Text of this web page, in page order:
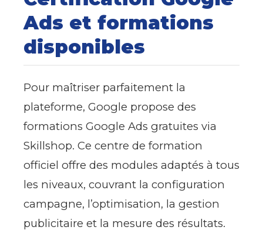
Ads et formations
disponibles
Pour maîtriser parfaitement la
plateforme, Google propose des
formations Google Ads gratuites via
Skillshop. Ce centre de formation
officiel offre des modules adaptés à tous
les niveaux, couvrant la configuration
campagne, l’optimisation, la gestion
publicitaire et la mesure des résultats.